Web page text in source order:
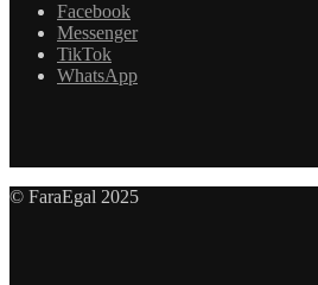
Facebook
Messenger
TikTok
WhatsApp
© FaraEgal 2025